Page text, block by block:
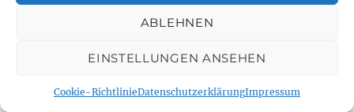
ABLEHNEN
EINSTELLUNGEN ANSEHEN
Cookie-RichtlinieDatenschutzerklärungImpressum